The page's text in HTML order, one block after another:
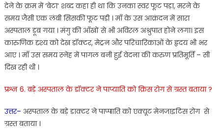
देनेकेक्रममें‘बेटा‘ शब्दकहाहीथाकिउनकास्वरफूटपड़ा,मरनेके
समयजैसीएकलंबीसिसकीफूट पड़ी ।माँके उस आक्रंदनमेंसारा
अस्पतालडूबगया ।मंगुकी आँखोंसे भी अविरल अश्रुपातहोनेलगा।इस
कारुणिकदृश्यकोदेखडॉक्टर,मेट्रन औरपरिचारिकाओंकेहृदय भी भर
आए ।माँउससमयस्नेहमेंपागलबनीहुईवेदनाकीकरुणप्रतिमूर्ति–सी
दिखरहीथी ।
प्रश्न 6. बड़े अस्पतालकेडॉक्टरनेपाप्यातिकोक्रिसरोगसेग्रस्तबताया?
उत्तर– अस्पतालकेबड़ेडाक्टरनेपाप्पातिकोएक्यूटमेनजाइटिसरोग से
ग्रस्तबताया ।